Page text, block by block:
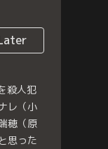
殺人犯
レ（小
穂（原
思った